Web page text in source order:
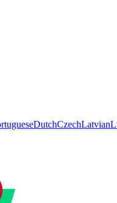
DutchCzechLatvian